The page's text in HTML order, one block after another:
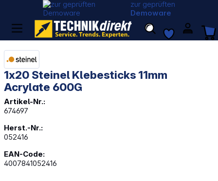
zur geprüften
Demoware
1x20 Steinel Klebesticks 11mm
Acrylate 600G
Artikel-Nr.:
674697
Herst.-Nr.:
052416
EAN-Code:
4007841052416